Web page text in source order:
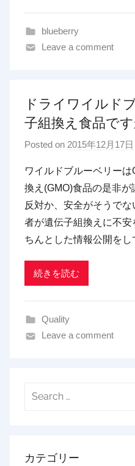
blueberry
Leave a comment
ドライワイルド
子組換え食品です
Posted on 2015年12月17日
ワイルドブルーベリー
換え(GMO)食品の是非
反対か、安全がそうで
者が遺伝子組換えに不
ちんとした情報公開をし
続きを読む
Quality
Leave a comment
Search
カテゴリー